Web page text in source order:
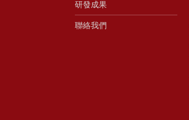
研發成果
聯絡我們